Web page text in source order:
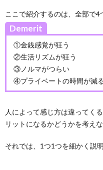
ここで紹介するのは、全部で4
Demerit
①金銭感覚が狂う
②生活リズムが狂う
③ノルマがつらい
④プライベートの時間が減
人によって感じ方は違ってく
リットになるかどうかを考え
それでは、1つ1つを細かく説